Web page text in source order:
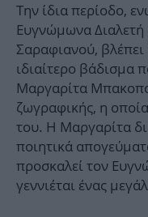
Την ίδια περίοδο,
Ευγνώμωνα Διαλετή
Σαραφιανού,
ιδιαίτερο βάδισμα
Μαργαρίτα
ζωγραφικής, η
του. Η Μαργαρίτα
ποιητικά
προσκαλεί τον
γεννιέται ένας